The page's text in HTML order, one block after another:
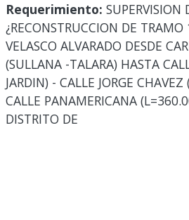
Requerimiento: SUPERVISION
¿RECONSTRUCCION DE
VELASCO ALVARADO DESDE
(SULLANA -TALARA) HASTA
JARDIN) - CALLE JORGE
CALLE PANAMERICANA
DISTRITO DE